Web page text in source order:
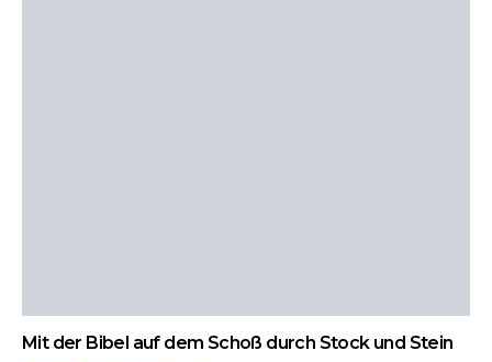
Mit der Bibel auf dem Schoß durch Stock und Stein